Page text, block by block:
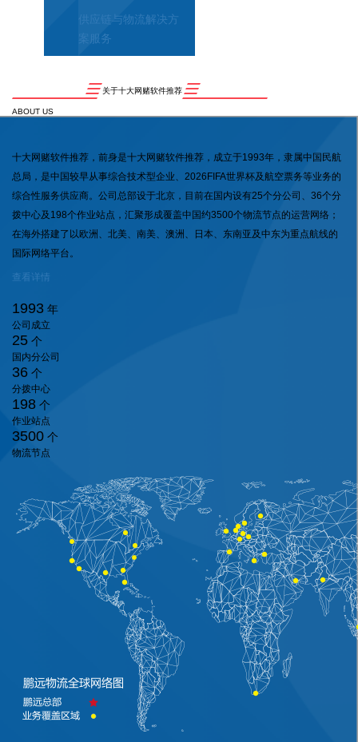
供应链与物流解决方
案服务
关于十大网赌软件推荐
ABOUT US
十大网赌软件推荐，前身是十大网赌软件推荐，成立于1993年，隶属中国民航
总局，是中国较早从事综合技术型企业、2026FIFA世界杯及航空票务等业务的
综合性服务供应商。公司总部设于北京，目前在国内设有25个分公司、36个分
拨中心及198个作业站点，汇聚形成覆盖中国约3500个物流节点的运营网络；
在海外搭建了以欧洲、北美、南美、澳洲、日本、东南亚及中东为重点航线的
国际网络平台。
查看详情
1993 年
公司成立
25 个
国内分公司
36 个
分拨中心
198 个
作业站点
3500 个
物流节点